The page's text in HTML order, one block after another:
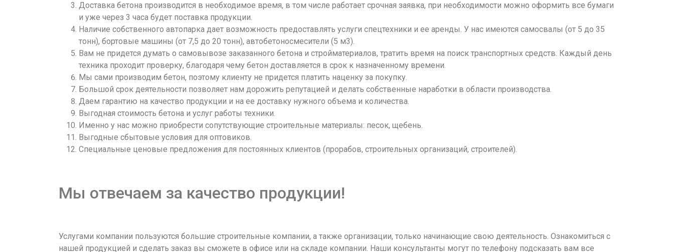
Доставка бетона производится в необходимое время, в том числе работает срочная заявка, при необходимости можно оформить все бумаги
и уже через 3 часа будет поставка продукции.
Наличие собственного автопарка дает возможность предоставлять услуги спецтехники и ее аренды. У нас имеются самосвалы (от 5 до 35
тонн), бортовые машины (от 7,5 до 20 тонн), автобетоносмесители (5 м3).
Вам не придется думать о самовывозе заказанного бетона и стройматериалов, тратить время на поиск транспортных средств. Каждый день
техника проходит проверку, благодаря чему бетон доставляется в срок к назначенному времени.
Мы сами производим бетон, поэтому клиенту не придется платить наценку за покупку.
Большой срок деятельности позволяет нам дорожить репутацией и делать собственные наработки в области производства.
Даем гарантию на качество продукции и на ее доставку нужного объема и количества.
Выгодная стоимость бетона и услуг работы техники.
Именно у нас можно приобрести сопутствующие строительные материалы: песок, щебень.
Выгодные сбытовые условия для оптовиков.
Специальные ценовые предложения для постоянных клиентов (прорабов, строительных организаций, строителей).
Мы отвечаем за качество продукции!
Услугами компании пользуются большие строительные компании, а также организации, только начинающие свою деятельность. Ознакомиться с
нашей продукцией и сделать заказ вы сможете в офисе или на складе компании. Наши консультанты могут по телефону подсказать вам все